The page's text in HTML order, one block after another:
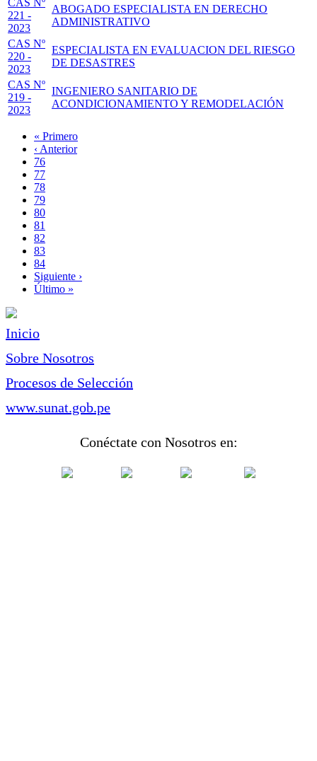
CAS Nº
221 -
2023
ABOGADO ESPECIALISTA EN DERECHO
ADMINISTRATIVO
CAS Nº
220 -
2023
ESPECIALISTA EN EVALUACION DEL RIESGO
DE DESASTRES
CAS Nº
219 -
2023
INGENIERO SANITARIO DE
ACONDICIONAMIENTO Y REMODELACIÓN
Paginación
Primera
página
« Primero
Página
anterior
‹ Anterior
Page
76
Page
77
Page
78
Page
79
Página
actual
80
Page
81
Page
82
Page
83
Page
84
Siguiente
página
Siguiente ›
Última
Último »
Inicio
Sobre Nosotros
Procesos de Selección
www.sunat.gob.pe
Conéctate con Nosotros en: